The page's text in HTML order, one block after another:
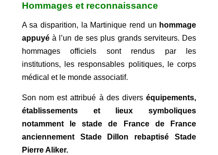
Hommages et reconnaissance
A sa disparition, la Martinique rend un hommage
appuyéà l’un de ses plus grands serviteurs. Des
hommages officiels sont rendus par les
institutions, les responsables politiques, le corps
médical et le monde associatif.
Son nom est attribué à des diverséquipements,
établissements et lieux symboliques
notamment le stade de France de France
anciennement Stade Dillon rebaptisé Stade
Pierre Aliker.